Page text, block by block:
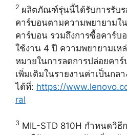
2 ผลิตภัณฑ์รุ่นนี้ได้รับการรับร
คาร์บอนตามความพยายามใ
คาร์บอน รวมถึงการซื้อคาร์บ
ใช้งาน 4 ปี ความพยายามเห
หมายในการลดการปล่อยคา
เพิ่มเติมในรายงานค่าเป็นกล
ได้ที่: https://
ral
3 MIL-STD 810H กำหนดวิ